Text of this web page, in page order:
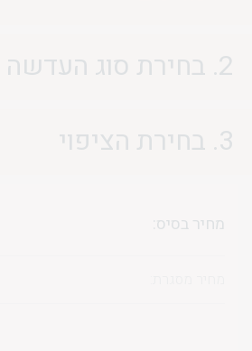
2. בחירת סוג העדשה
3. בחירת הציפוי
מחיר בסיס: